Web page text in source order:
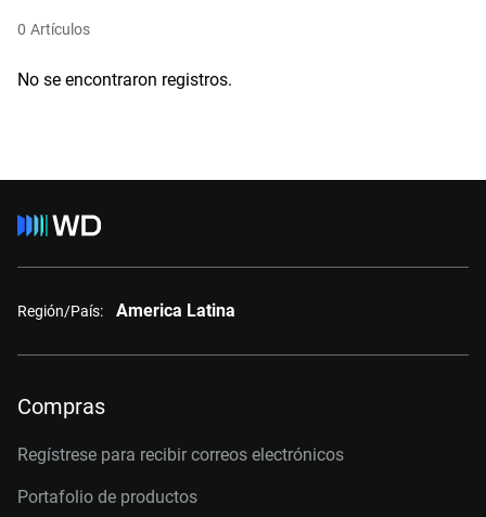
0 Artículos
No se encontraron registros.
Región/País: America Latina
Compras
Regístrese para recibir correos electrónicos
Portafolio de productos